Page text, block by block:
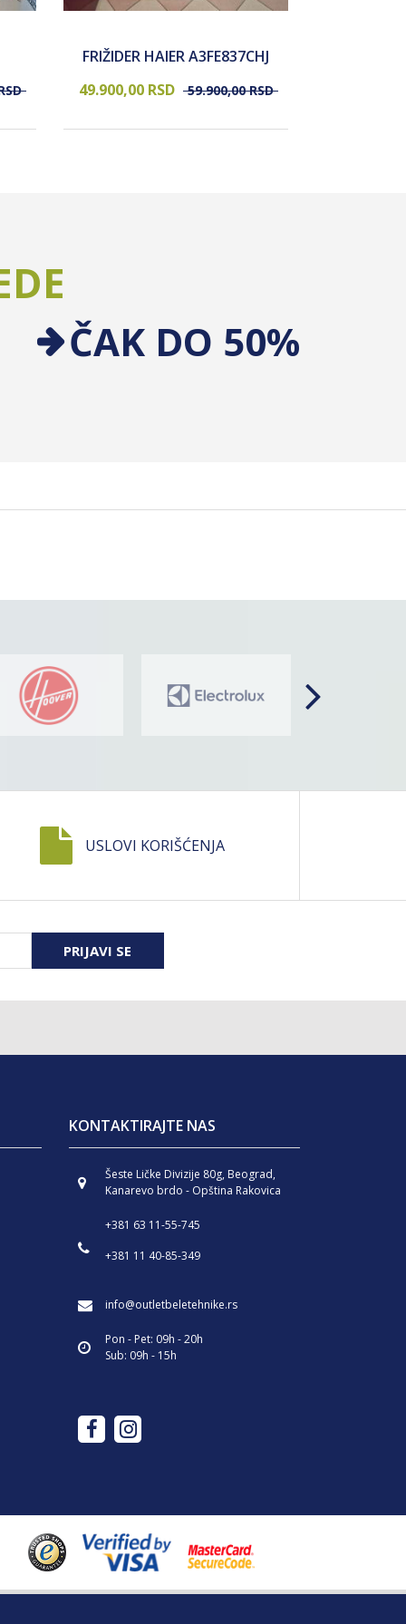
FRIŽIDER HAIER A3FE837CHJ
49.900,00 RSD 59.900,00 RSD
ČAK DO 50%
USLOVI KORIŠĆENJA
PRIJAVI SE
KONTAKTIRAJTE NAS
Šeste Ličke Divizije 80g, Beograd,
Kanarevo brdo - Opština Rakovica
+381 63 11-55-745
+381 11 40-85-349
info@outletbeletehnike.rs
Pon - Pet: 09h - 20h
Sub: 09h - 15h